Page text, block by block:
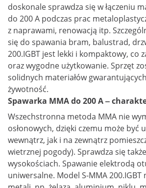
doskonale sprawdza się w łączeniu
do 200 A podczas prac
z naprawami, renowacją itp.
się do spawania bram, balustrad,
200.IGBT jest lekki i kompaktowy, co
oraz wygodne użytkowanie. Sprzęt
solidnych materiałów
żywotność.
Spawarka MMA do 200 A ‒
Wszechstronna metoda MMA nie
osłonowych, dzięki czemu może być
wewnątrz, jak i na zewnątrz
wietrznej pogody). Sprawdza się
wysokościach. Spawanie elektrodą
uniwersalne. Model S-MMA 200.IGBT